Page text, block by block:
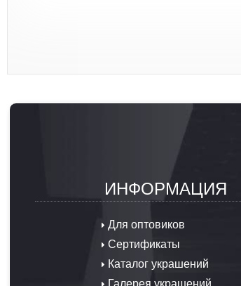
ИНФОРМАЦИЯ
Для оптовиков
Сертификаты
Каталог украшений
Галерея украшений